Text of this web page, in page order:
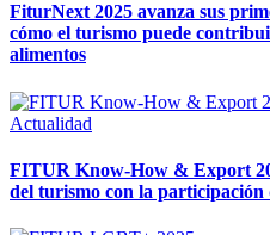
FiturNext 2025 avanza sus
cómo el turismo puede
alimentos
Actualidad
FITUR Know-How & Export
del turismo con la participación